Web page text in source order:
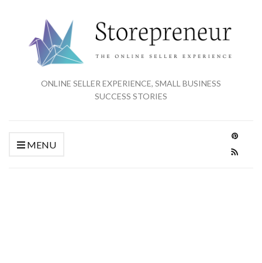
ONLINE SELLER EXPERIENCE, SMALL BUSINESS
SUCCESS STORIES
MENU